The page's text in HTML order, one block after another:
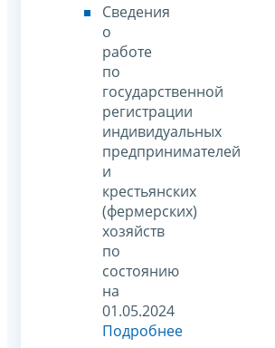
Сведения
о
работе
по
государственной
регистрации
индивидуальных
предпринимателей
и
крестьянских
(фермерских)
хозяйств
по
состоянию
на
01.05.2024
Подробнее